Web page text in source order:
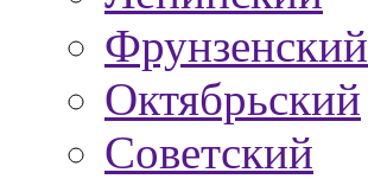
Фрунзенский
Октябрьский
Советский